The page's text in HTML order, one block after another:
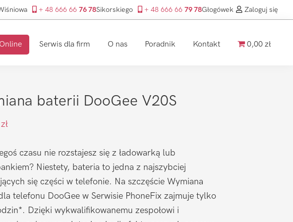
+ 48 666 66 76 78Sikorskiego + 48 666 66 79 78Głogówek Zaloguj się
Serwis dla firm O nas Poradnik Kontakt 0,00 zł
baterii DooGee V20S
zł
czasu nie rozstajesz się z ładowarką lub
Niestety, bateria to jedna z najszybciej
się części w telefonie. Na szczęście Wymiana
telefonu DooGee w Serwisie PhoneFix zajmuje tylko
Dzięki wykwalifikowanemu zespołowi i